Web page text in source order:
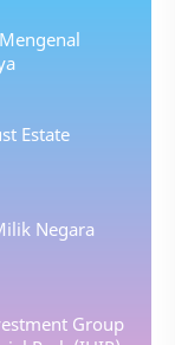
Estate
Negara
Group